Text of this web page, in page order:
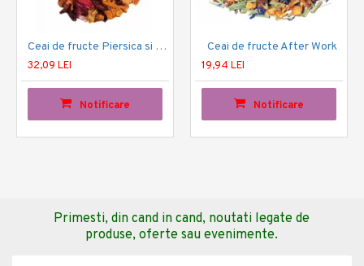
Ceai de fructe Piersica si Goji
32,09 LEI
Notificare
Ceai de fructe After Work
19,94 LEI
Notificare
Primesti, din cand in cand, noutati legate de
produse, oferte sau evenimente.